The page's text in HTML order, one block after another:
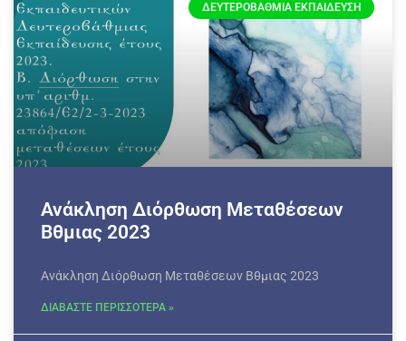
ΔΕΥΤΕΡΟΒΆΘΜΙΑ ΕΚΠΑΊΔΕΥΣΗ
Ανάκληση Διόρθωση Μεταθέσεων
Βθμιας 2023
Ανάκληση Διόρθωση Μεταθέσεων Βθμιας 2023
ΔΙΑΒΑΣΤΕ ΠΕΡΙΣΣΟΤΕΡΑ »